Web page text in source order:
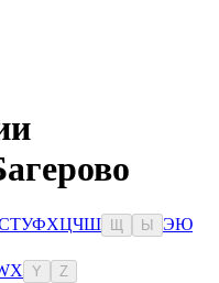
ТУФХЦЧШ Ы ЭЮ
X Y Z